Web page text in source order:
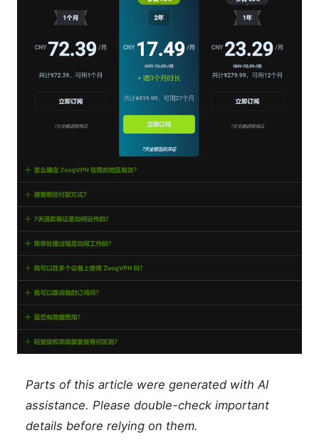
Parts of this article were generated with AI
assistance. Please double-check important
details before relying on them.